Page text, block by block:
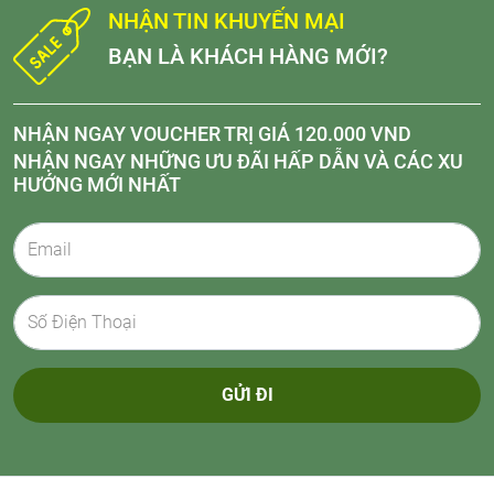
NHẬN TIN KHUYẾN MẠI
BẠN LÀ KHÁCH HÀNG MỚI?
NHẬN NGAY VOUCHER TRỊ GIÁ 120.000 VND
NHẬN NGAY NHỮNG ƯU ĐÃI HẤP DẪN VÀ CÁC XU
HƯỚNG MỚI NHẤT
GỬI ĐI